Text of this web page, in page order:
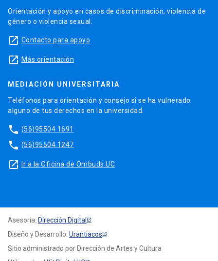
Orientación y apoyo en casos de discriminación, violencia de
género o violencia sexual.
launch Contacto para apoyo
launch Más orientación
MEDIACIÓN UNIVERSITARIA
Teléfonos para orientación y consejo si se ha vulnerado
alguno de tus derechos en la universidad.
phone (56)95504 1691
phone (56)95504 1247
launch Ir a la Oficina de Ombuds UC
Asesoría: Dirección Digital
Diseño y Desarrollo: Urantiacos
Sitio administrado por Dirección de Artes y Cultura